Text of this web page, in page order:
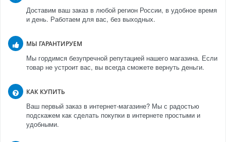
Доставим ваш заказ в любой регион России, в удобное время
и день. Работаем для вас, без выходных.
МЫ ГАРАНТИРУЕМ
Мы гордимся безупречной репутацией нашего магазина. Если
товар не устроит вас, вы всегда сможете вернуть деньги.
КАК КУПИТЬ
Ваш первый заказ в интернет-магазине? Мы с радостью
подскажем как сделать покупки в интернете простыми и
удобными.